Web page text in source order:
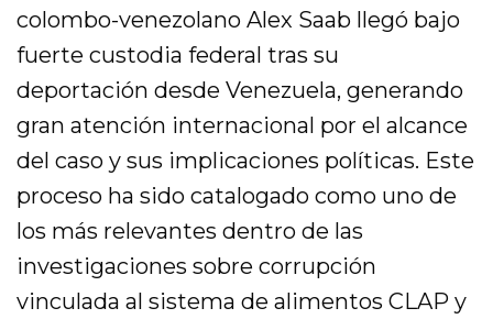
colombo-venezolano Alex Saab llegó bajo
fuerte custodia federal tras su
deportación desde Venezuela, generando
gran atención internacional por el alcance
del caso y sus implicaciones políticas. Este
proceso ha sido catalogado como uno de
los más relevantes dentro de las
investigaciones sobre corrupción
vinculada al sistema de alimentos CLAP y